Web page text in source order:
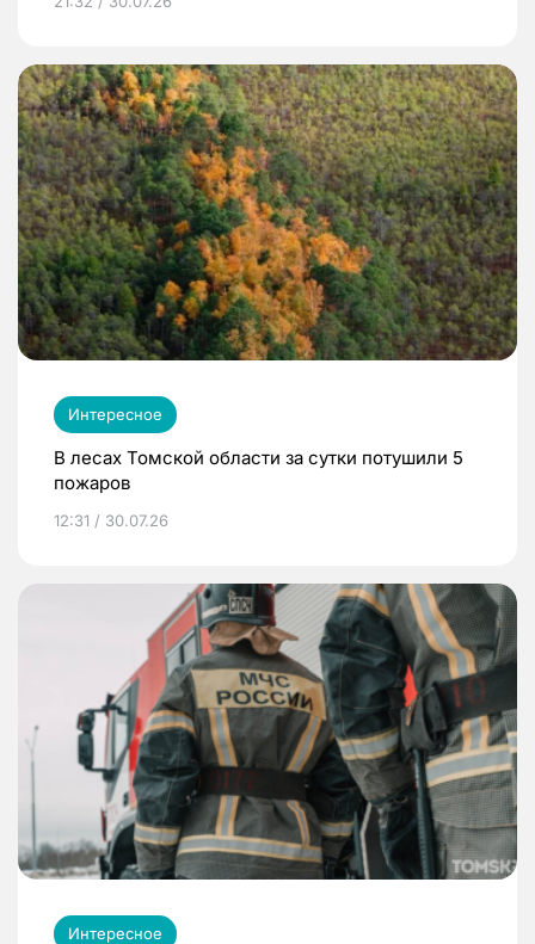
Интересное
В лесах Томской области за сутки потушили 5
пожаров
12:31 / 30.07.26
Интересное